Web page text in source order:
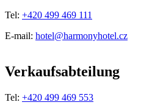
Tel: +420 499 469 111
E-mail: hotel@harmonyhotel.cz
Verkaufsabteilung
Tel: +420 499 469 553